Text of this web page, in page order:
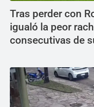
Tras perder con
igualó la peor
consecutivas de